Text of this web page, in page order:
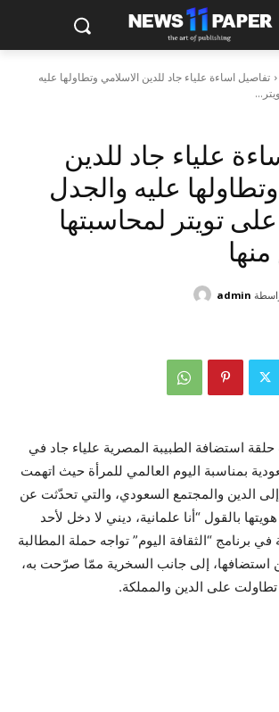
تفاصيل اساءة علياء جاد للدين الاسلامي وتطاولها عليه
علياء جاد للدين
عليه والجدل
تويتر لمحاسبتها
admin
استضافة الطبيبة المصرية علياء جاد في
بمناسبة اليوم العالمي للمرأة حيث اتهمت
إلى الدين والمجتمع السعودي، والتي تحدّثت عن
بالقول “أنا علمانية، ديني لا دخل لأحد
برنامج “الثقافة اليوم” تواجه حملة المطالبة
استضافها، إلى جانب السخرية ممّا صرّحت به،
تطاولت على الدين والمملكة.